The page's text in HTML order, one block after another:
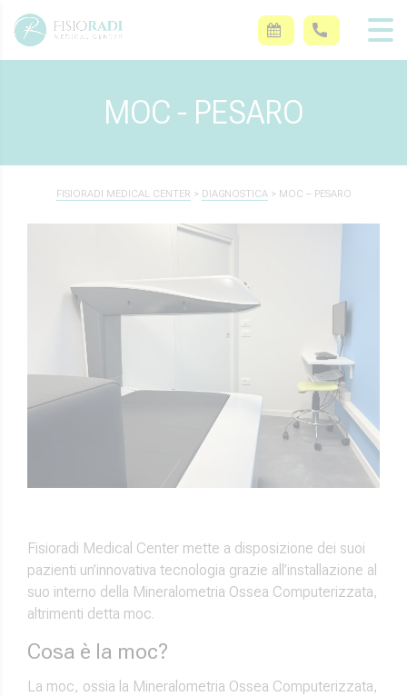
MOC - PESARO
FISIORADI MEDICAL CENTER > DIAGNOSTICA> MOC – PESARO
Fisioradi Medical Center mette a disposizione dei suoi
pazienti un’innovativa tecnologia grazie all’installazione al
suo interno della Mineralometria Ossea Computerizzata,
altrimenti detta moc.
Cosa è la moc?
La moc, ossia la Mineralometria Ossea Computerizzata,